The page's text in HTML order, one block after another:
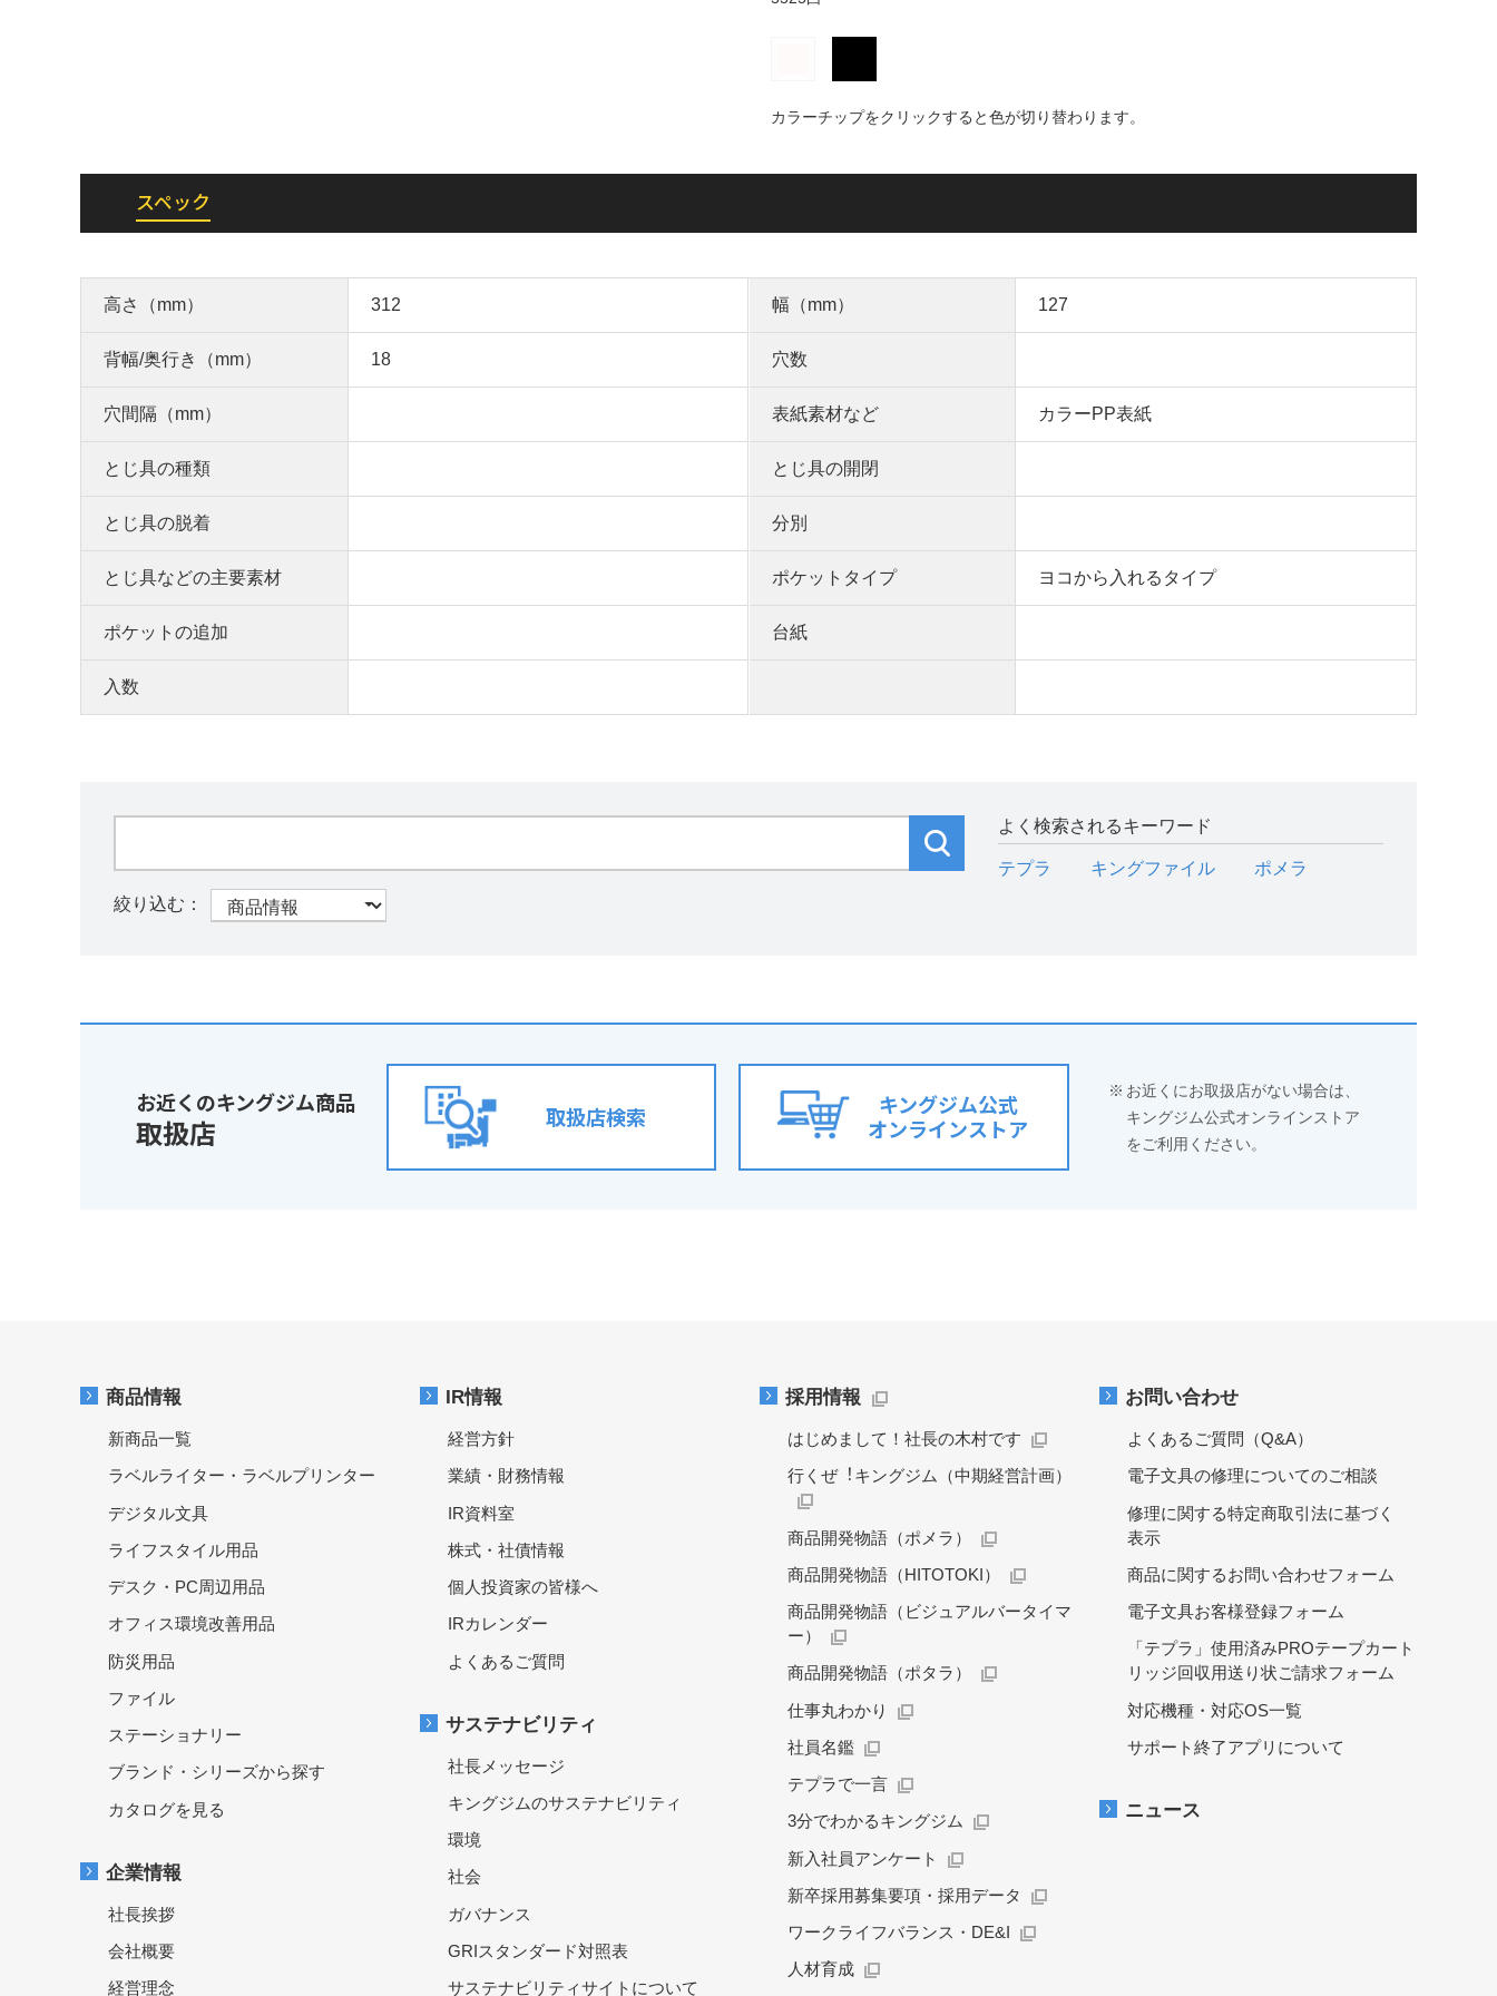
カラーチップをクリックすると色が切り替わります。
スペック
高さ（mm） 312 幅（mm） 127
背幅/奥行き（mm） 18 穴数
穴間隔（mm） 表紙素材など カラーPP表紙
とじ具の種類 とじ具の開閉
とじ具の脱着 分別
とじ具などの主要素材 ポケットタイプ ヨコから入れるタイプ
ポケットの追加 台紙
入数
よく検索されるキーワード
テプラ キングファイル ポメラ
お近くのキングジム商品
取扱店 取扱店検索
キングジム公式
オンラインストア
※ お近くにお取扱店がない場合は、
キングジム公式オンラインストア
をご利用ください。
商品情報
新商品一覧
ラベルライター・ラベルプリンター
デジタル文具
ライフスタイル用品
デスク・PC周辺用品
オフィス環境改善用品
防災用品
ファイル
ステーショナリー
ブランド・シリーズから探す
カタログを見る
企業情報
社長挨拶
会社概要
経営理念
IR情報
経営方針
業績・財務情報
IR資料室
株式・社債情報
個人投資家の皆様へ
IRカレンダー
よくあるご質問
サステナビリティ
社長メッセージ
キングジムのサステナビリティ
環境
社会
ガバナンス
GRIスタンダード対照表
サステナビリティサイトについて
採用情報
はじめまして！社長の木村です
行くぜ︕キングジム（中期経営計画）
商品開発物語（ポメラ）
商品開発物語（HITOTOKI）
商品開発物語（ビジュアルバータイマ
ー）
商品開発物語（ポタラ）
仕事丸わかり
社員名鑑
テプラで一言
3分でわかるキングジム
新入社員アンケート
新卒採用募集要項・採用データ
ワークライフバランス・DE&I
人材育成
お問い合わせ
よくあるご質問（Q&A）
電子文具の修理についてのご相談
修理に関する特定商取引法に基づく
表示
商品に関するお問い合わせフォーム
電子文具お客様登録フォーム
「テプラ」使用済みPROテープカート
リッジ回収用送り状ご請求フォーム
対応機種・対応OS一覧
サポート終了アプリについて
ニュース